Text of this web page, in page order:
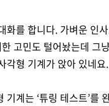
화를 합니다. 가벼운 인
고민도 털어놨는데 그
각형 기계가 앉아 있네요.
계는 ‘튜링 테스트’를